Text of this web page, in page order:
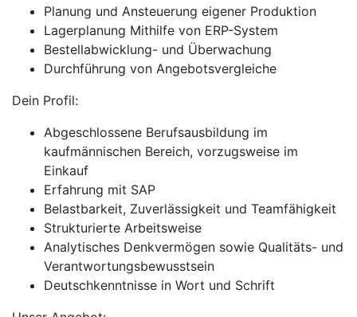
Planung und Ansteuerung eigener Produktion
Lagerplanung Mithilfe von ERP-System
Bestellabwicklung- und Überwachung
Durchführung von Angebotsvergleiche
Dein Profil:
Abgeschlossene Berufsausbildung im
kaufmännischen Bereich, vorzugsweise im
Einkauf
Erfahrung mit SAP
Belastbarkeit, Zuverlässigkeit und Teamfähigkeit
Strukturierte Arbeitsweise
Analytisches Denkvermögen sowie Qualitäts- und
Verantwortungsbewusstsein
Deutschkenntnisse in Wort und Schrift